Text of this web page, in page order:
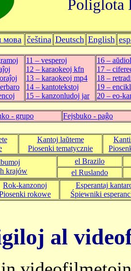
Poliglota
мова čeština Deutsch English
11 ‒ vesperoj
12 ‒ karaokeoj kfn
13 ‒ karaokeoj mp4
14 ‒ kantotekstoj
15 ‒ kanzonludoj jar
16 ‒
17 ‒
18 ‒
19 ‒
20 ‒ eo-
- grupo Fejsbuko - paĝo
Kantoj laŭteme
Piosenki tematycznie
krajów
el Brazilo
el Ruslando
Rok-kanzonoj
rokowe
Esperantaj
Śpiewniki
al